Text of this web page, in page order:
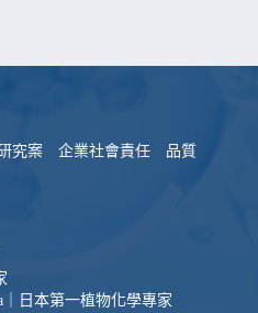
究案 企業社會責任
品質
｜日本第一植物化學專家